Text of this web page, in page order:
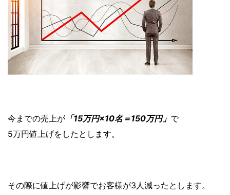
今までの売上が 「15万円×10名＝150万円」 で
5万円値上げをしたとします。
その際に値上げが影響でお客様が3人減ったとします。